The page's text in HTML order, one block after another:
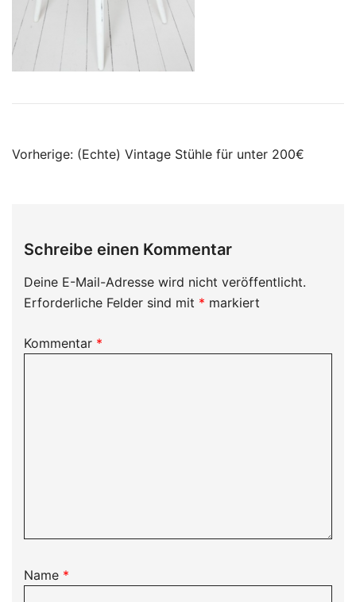
Beitrags-
Vorherige: (Echte) Vintage Stühle für unter 200€
Schreibe einen Kommentar
Deine E-Mail-Adresse wird nicht veröffentlicht.
Erforderliche Felder sind mit * markiert
Kommentar *
Name *